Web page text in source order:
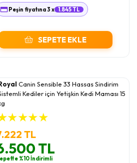
Peşin fiyatına 3 x 1.845 TL
SEPETE EKLE
Canin Sensible 33 Hassas Sindirim
Kediler için Yetişkin Kedi Maması 15
★★★★
TL
TL
%10 İndirimli